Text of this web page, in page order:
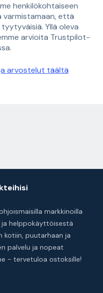
henkilökohtaiseen
varmistamaan, että
Yllä oleva
arvioita Trustpilot-
arvostelut täältä
markkinoilla
helppokäyttöisestä
kotiin, puutarhaan ja
palvelu ja nopeat
- tervetuloa ostoksille!